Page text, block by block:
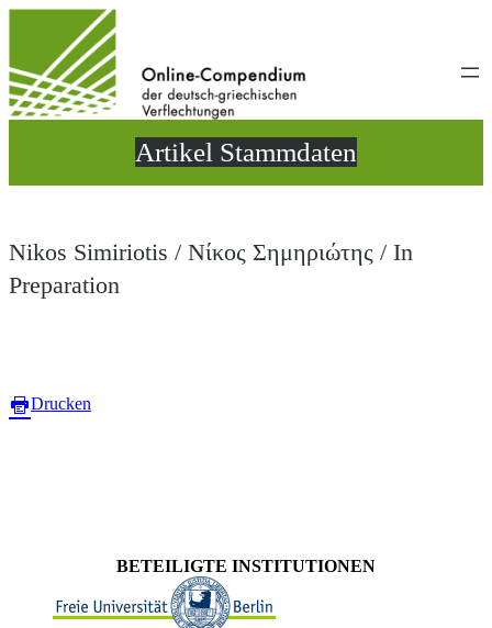
wechseln
Artikel Stammdaten
Nikos Simiriotis / Νίκος Σημηριώτης / In
Preparation
Drucken
BETEILIGTE INSTITUTIONEN